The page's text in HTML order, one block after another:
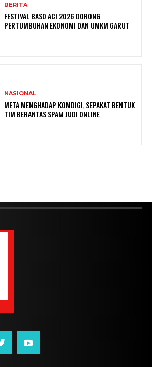
BERITA
FESTIVAL BASO ACI 2026 DORONG
PERTUMBUHAN EKONOMI DAN UMKM GARUT
NASIONAL
META MENGHADAP KOMDIGI, SEPAKAT BENTUK
TIM BERANTAS SPAM JUDI ONLINE